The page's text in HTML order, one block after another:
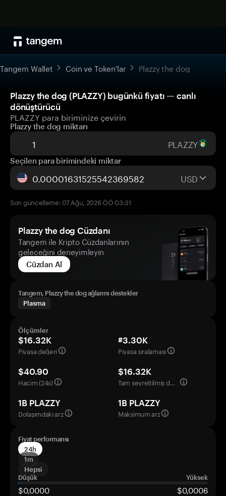
Tangem Wallet Coin ve Token'lar Plazzy the dog
Plazzy the dog (PLAZZY) bugünkü fiyatı — canlı
dönüştürücü
PLAZZY para biriminize çevirin
Plazzy the dog miktarı
PLAZZY
Seçilen para birimindeki miktar
USD
Son güncelleme: 07 Ağu, 2026 ÖÖ 03:31
Plazzy the dog Cüzdanı
Tangem ile Kripto Cüzdanlarının
geleceğini deneyimleyin
Cüzdan Al
Tangem, Plazzy the dog ağlarını destekler
Plasma
Ölçümler
$16.32K
Piyasa değeri
#3.30K
Piyasa sıralaması
$40.90
Hacim (24s)
$16.32K
Tam seyreltilmiş değerleme
1B PLAZZY
Dolaşımdaki arz
1B PLAZZY
Maksimum arz
Fiyat performansı
24h
1m
Hepsi
Düşük
Yüksek
$0,0000 $0,0006